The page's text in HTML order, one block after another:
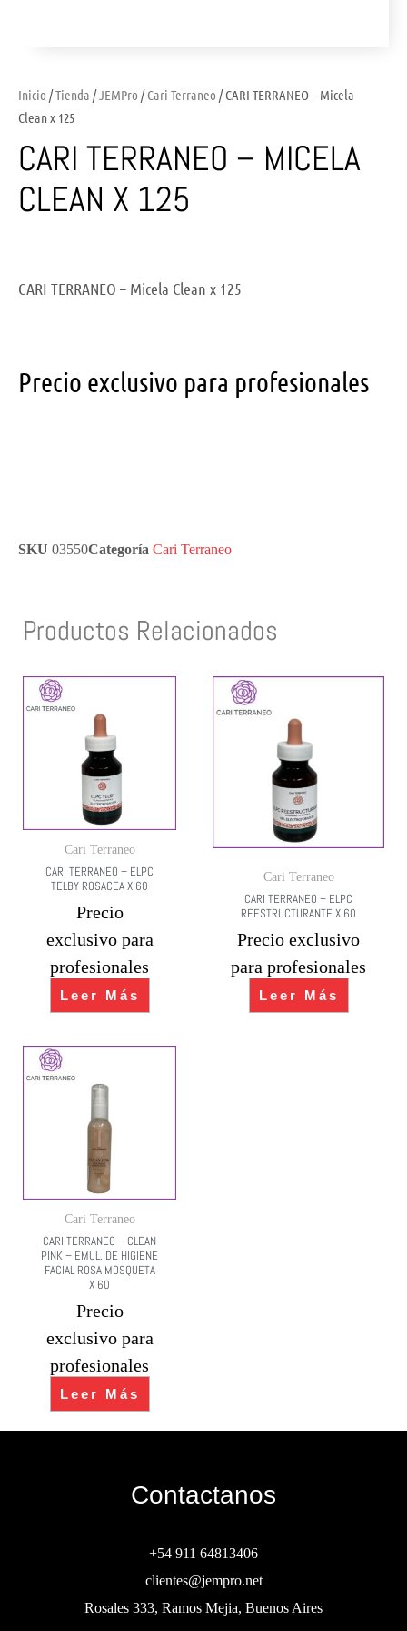
Inicio /Tienda /JEMPro /Cari Terraneo / CARI TERRANEO – Micela
Clean x 125
CARI TERRANEO – MICELA
CLEAN X 125
CARI TERRANEO – Micela Clean x 125
Precio exclusivo para profesionales
SKU 03550Categoría Cari Terraneo
Productos Relacionados
Cari Terraneo
CARI TERRANEO – ELPC
TELBY ROSACEA X 60
Precio
exclusivo para
profesionales
Leer Más
Cari Terraneo
CARI TERRANEO – ELPC
REESTRUCTURANTE X 60
Precio exclusivo
para profesionales
Leer Más
Cari Terraneo
CARI TERRANEO – CLEAN
PINK – EMUL. DE HIGIENE
FACIAL ROSA MOSQUETA
X 60
Precio
exclusivo para
profesionales
Leer Más
Contactanos
+54 911 64813406
clientes@jempro.net
Rosales 333, Ramos Mejia, Buenos Aires